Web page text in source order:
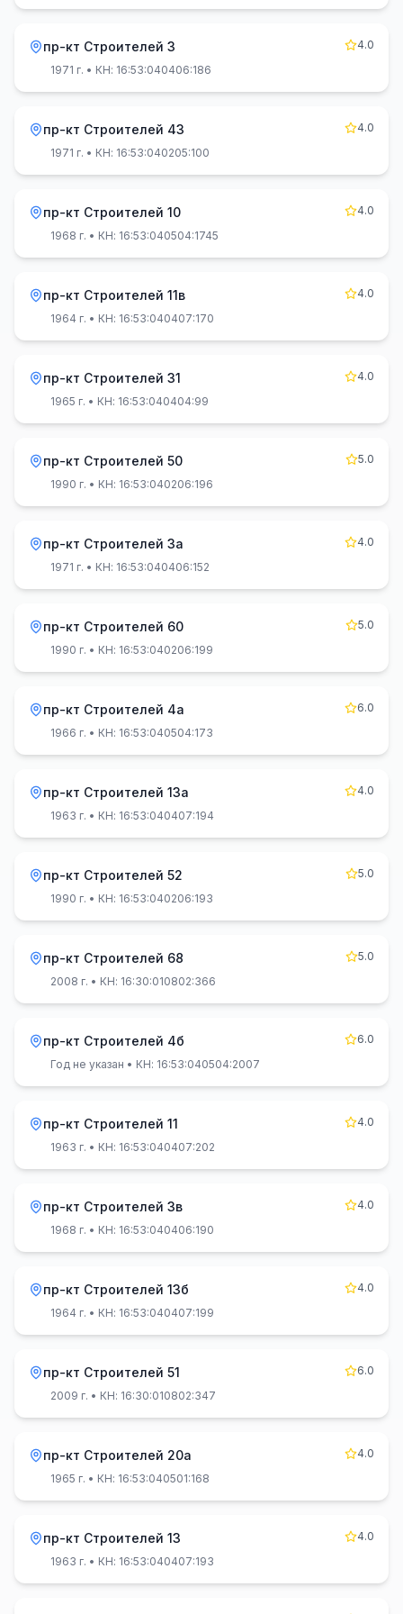
пр-кт Строителей 3
4.0
1971 г. • КН: 16:53:040406:186
пр-кт Строителей 43
4.0
1971 г. • КН: 16:53:040205:100
пр-кт Строителей 10
4.0
1968 г. • КН: 16:53:040504:1745
пр-кт Строителей 11в
4.0
1964 г. • КН: 16:53:040407:170
пр-кт Строителей 31
4.0
1965 г. • КН: 16:53:040404:99
пр-кт Строителей 50
5.0
1990 г. • КН: 16:53:040206:196
пр-кт Строителей 3а
4.0
1971 г. • КН: 16:53:040406:152
пр-кт Строителей 60
5.0
1990 г. • КН: 16:53:040206:199
пр-кт Строителей 4а
6.0
1966 г. • КН: 16:53:040504:173
пр-кт Строителей 13а
4.0
1963 г. • КН: 16:53:040407:194
пр-кт Строителей 52
5.0
1990 г. • КН: 16:53:040206:193
пр-кт Строителей 68
5.0
2008 г. • КН: 16:30:010802:366
пр-кт Строителей 4б
6.0
Год не указан • КН: 16:53:040504:2007
пр-кт Строителей 11
4.0
1963 г. • КН: 16:53:040407:202
пр-кт Строителей 3в
4.0
1968 г. • КН: 16:53:040406:190
пр-кт Строителей 13б
4.0
1964 г. • КН: 16:53:040407:199
пр-кт Строителей 51
6.0
2009 г. • КН: 16:30:010802:347
пр-кт Строителей 20а
4.0
1965 г. • КН: 16:53:040501:168
пр-кт Строителей 13
4.0
1963 г. • КН: 16:53:040407:193